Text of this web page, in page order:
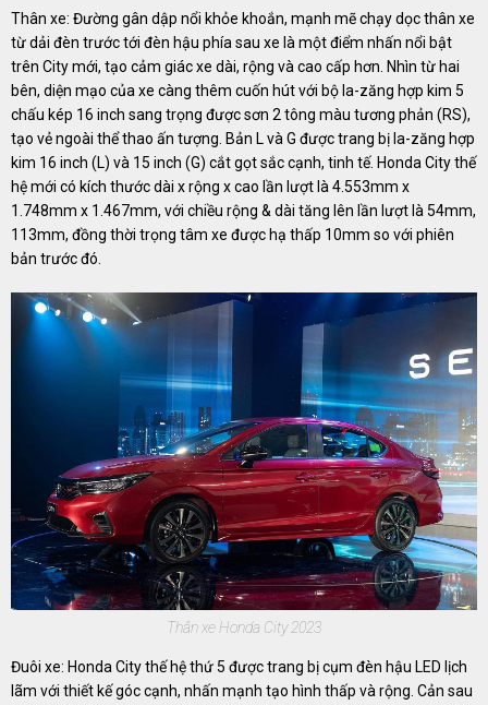
Thân xe: Đường gân dập nổi khỏe khoắn, mạnh mẽ chạy dọc thân xe
từ dải đèn trước tới đèn hậu phía sau xe là một điểm nhấn nổi bật
trên City mới, tạo cảm giác xe dài, rộng và cao cấp hơn. Nhìn từ hai
bên, diện mạo của xe càng thêm cuốn hút với bộ la-zăng hợp kim 5
chấu kép 16 inch sang trọng được sơn 2 tông màu tương phản (RS),
tạo vẻ ngoài thể thao ấn tượng. Bản L và G được trang bị la-zăng hợp
kim 16 inch (L) và 15 inch (G) cắt gọt sắc cạnh, tinh tế. Honda City thế
hệ mới có kích thước dài x rộng x cao lần lượt là 4.553mm x
1.748mm x 1.467mm, với chiều rộng & dài tăng lên lần lượt là 54mm,
113mm, đồng thời trọng tâm xe được hạ thấp 10mm so với phiên
bản trước đó.
Thân xe Honda City 2023
Đuôi xe: Honda City thế hệ thứ 5 được trang bị cụm đèn hậu LED lịch
lãm với thiết kế góc cạnh, nhấn mạnh tạo hình thấp và rộng. Cản sau